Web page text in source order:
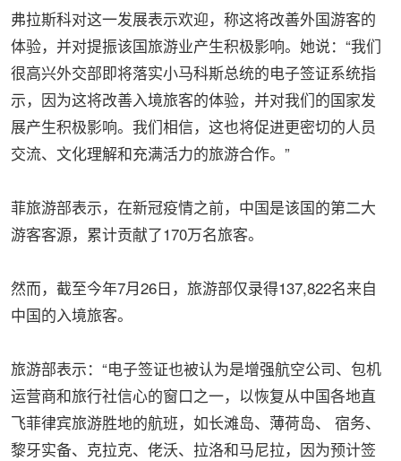
弗拉斯科对这一发展表示欢迎，称这将改善外国游客的
体验，并对提振该国旅游业产生积极影响。她说：“我们
很高兴外交部即将落实小马科斯总统的电子签证系统指
示，因为这将改善入境旅客的体验，并对我们的国家发
展产生积极影响。我们相信，这也将促进更密切的人员
交流、文化理解和充满活力的旅游合作。”
菲旅游部表示，在新冠疫情之前，中国是该国的第二大
游客客源，累计贡献了170万名旅客。
然而，截至今年7月26日，旅游部仅录得137,822名来自
中国的入境旅客。
旅游部表示：“电子签证也被认为是增强航空公司、包机
运营商和旅行社信心的窗口之一，以恢复从中国各地直
飞菲律宾旅游胜地的航班，如长滩岛、薄荷岛、 宿务、
黎牙实备、克拉克、佬沃、拉洛和马尼拉，因为预计签